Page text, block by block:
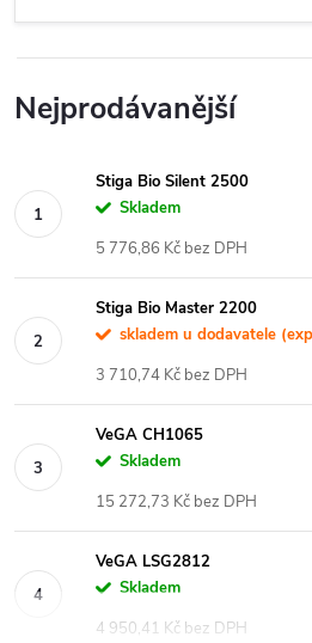
Nejprodávanější
Stiga Bio Silent 2500
Skladem
5 776,86 Kč bez DPH
Stiga Bio Master 2200
skladem u dodavatele
3 710,74 Kč bez DPH
VeGA CH1065
Skladem
15 272,73 Kč bez DPH
VeGA LSG2812
Skladem
4 950,41 Kč bez DPH